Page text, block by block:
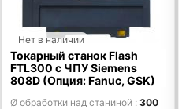
Нет в наличии
Токарный станок Flash
FTL300 с ЧПУ Siemens
808D (Опция: Fanuc, GSK)
Ø обработки над станиной
300